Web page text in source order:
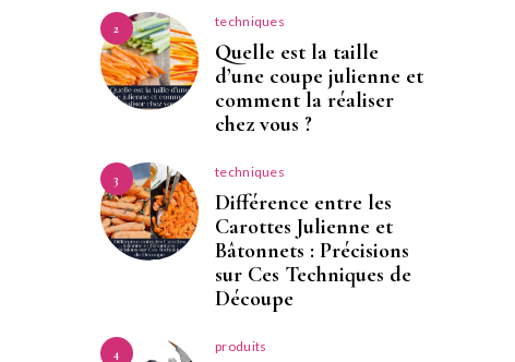
2 techniques
Quelle est la taille
d’une coupe julienne et
comment la réaliser
chez vous ?
3 techniques
Différence entre les
Carottes Julienne et
Bâtonnets : Précisions
sur Ces Techniques de
Découpe
4 produits